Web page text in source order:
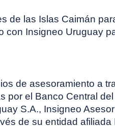
de las Islas Caimán
Insigneo Uruguay
de asesoramiento a
por el Banco Central
S.A., Insigneo
de su entidad afiliada